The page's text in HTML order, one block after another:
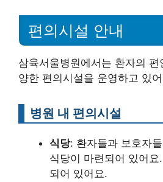
편의시설 안내
삼육서울병원에서는 환자의
양한 편의시설을 운영하고 있
병원 내 편의시설
식당: 환자들과 보호자
식당이 마련되어 있어
되어 있어요.